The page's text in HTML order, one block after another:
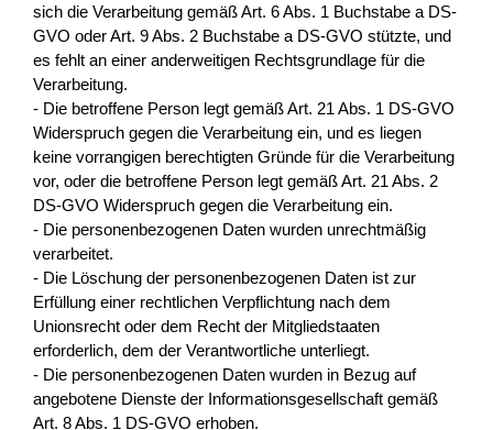
sich die Verarbeitung gemäß Art. 6 Abs. 1 Buchstabe a DS-
GVO oder Art. 9 Abs. 2 Buchstabe a DS-GVO stützte, und
es fehlt an einer anderweitigen Rechtsgrundlage für die
Verarbeitung.
- Die betroffene Person legt gemäß Art. 21 Abs. 1 DS-GVO
Widerspruch gegen die Verarbeitung ein, und es liegen
keine vorrangigen berechtigten Gründe für die Verarbeitung
vor, oder die betroffene Person legt gemäß Art. 21 Abs. 2
DS-GVO Widerspruch gegen die Verarbeitung ein.
- Die personenbezogenen Daten wurden unrechtmäßig
verarbeitet.
- Die Löschung der personenbezogenen Daten ist zur
Erfüllung einer rechtlichen Verpflichtung nach dem
Unionsrecht oder dem Recht der Mitgliedstaaten
erforderlich, dem der Verantwortliche unterliegt.
- Die personenbezogenen Daten wurden in Bezug auf
angebotene Dienste der Informationsgesellschaft gemäß
Art. 8 Abs. 1 DS-GVO erhoben.